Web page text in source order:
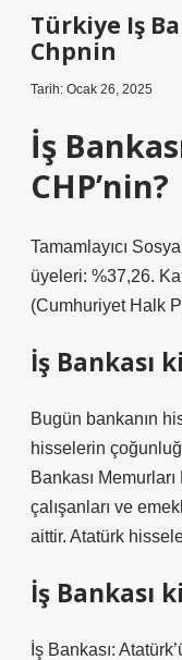
Türkiye Iş
Chpnin
Tarih: Ocak 26, 2025
İş
CHP’nin?
Tamamlayıcı
üyeleri: %37,26.
(Cumhuriyet Halk
İş Bankası
Bugün bankanın
hisselerin
Bankası Memurları
çalışanları ve
aittir. Atatürk
İş Bankası
İş Bankası: